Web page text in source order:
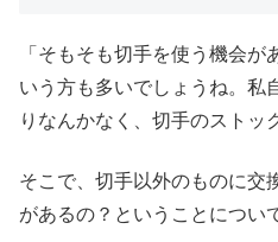
「そもそも切手を使う機会
いう方も多いでしょうね。私
りなんかなく、切手のストッ
そこで、切手以外のものに交
があるの？ということについ